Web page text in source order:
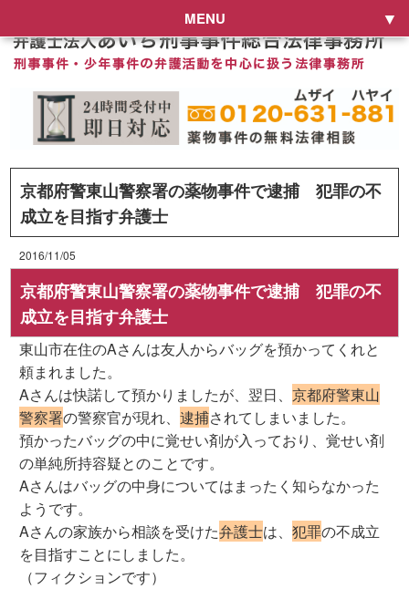
MENU
京都府警東山警察署の薬物事件で逮捕 犯罪の不
成立を目指す弁護士
2016/11/05
京都府警東山警察署の薬物事件で逮捕 犯罪の不
成立を目指す弁護士
東山市在住のAさんは友人からバッグを預かってくれと
頼まれました。
Aさんは快諾して預かりましたが、翌日、京都府警東山
警察署の警察官が現れ、逮捕されてしまいました。
預かったバッグの中に覚せい剤が入っており、覚せい剤
の単純所持容疑とのことです。
Aさんはバッグの中身についてはまったく知らなかった
ようです。
Aさんの家族から相談を受けた弁護士は、犯罪の不成立
を目指すことにしました。
（フィクションです）